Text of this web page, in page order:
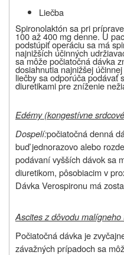
Liečba
Spironolaktón sa pri
100 až 400 mg denne. U
podstúpiť operáciu sa má
najnižších účinných
sa môže počiatočná dávka
dosiahnutia najnižšej
liečby sa odporúča podávať
diuretikami pre zníženie
Edémy (kongestívne
Dospelí:počiatočná denná
buď jednorazovo alebo
podávaní vyšších dávok sa
diuretikom, pôsobiacim v
Dávka Verospironu má
Ascites z dôvodu malígneho
Počiatočná dávka je
závažných prípadoch sa